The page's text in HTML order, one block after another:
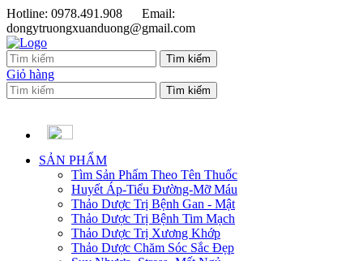
Hotline: 0978.491.908
Email:
dongytruongxuanduong@gmail.com
Giỏ hàng
SẢN PHẨM
Tìm Sản Phẩm Theo Tên Thuốc
Huyết Áp-Tiểu Đường-Mỡ Máu
Thảo Dược Trị Bệnh Gan - Mật
Thảo Dược Trị Bệnh Tim Mạch
Thảo Dược Trị Xương Khớp
Thảo Dược Chăm Sóc Sắc Đẹp